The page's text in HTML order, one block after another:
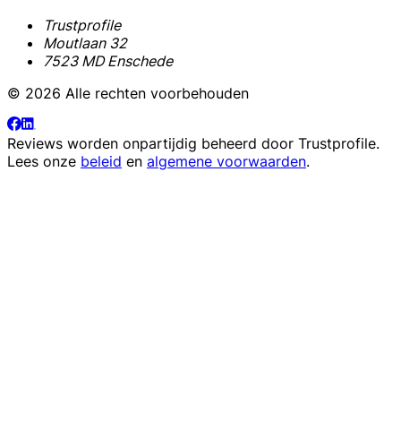
Trustprofile
Moutlaan 32
7523 MD Enschede
© 2026 Alle rechten voorbehouden
Reviews worden onpartijdig beheerd door Trustprofile.
Lees onze beleid en algemene voorwaarden.